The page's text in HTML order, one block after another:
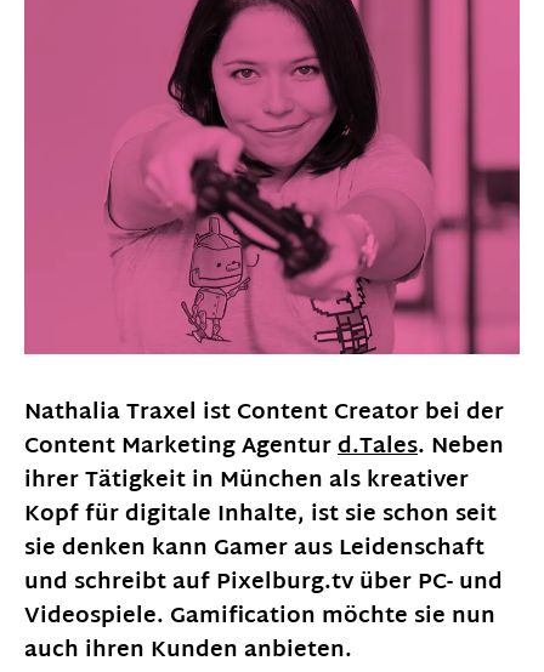
Nathalia Traxel ist Content Creator bei der
Content Marketing Agenturd.Tales. Neben
ihrer Tätigkeit in München als kreativer
Kopf für digitale Inhalte, ist sie schon seit
sie denken kann Gamer aus Leidenschaft
und schreibt auf Pixelburg.tv über PC- und
Videospiele. Gamification möchte sie nun
auch ihren Kunden anbieten.